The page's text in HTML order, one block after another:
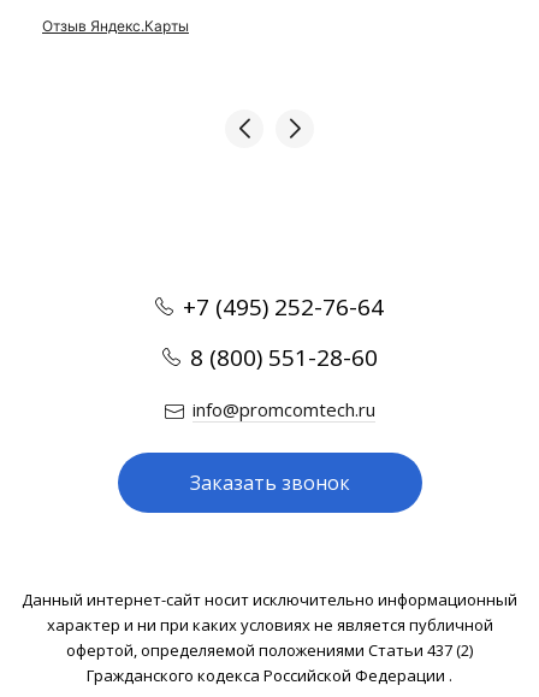
Отзыв Яндекс.Карты
+7 (495) 252-76-64
8 (800) 551-28-60
info@promcomtech.ru
Заказать звонок
Данный интернет-сайт носит исключительно информационный
характер и ни при каких условиях не является публичной
офертой, определяемой положениями Статьи 437 (2)
Гражданского кодекса Российской Федерации .